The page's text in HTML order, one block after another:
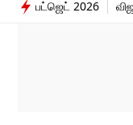
பட்ஜெட் 2026